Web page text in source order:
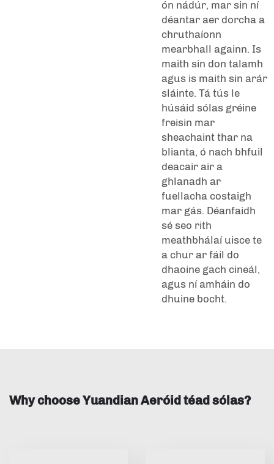
ón nádúr, mar sin ní
déantar aer dorcha a
chruthaíonn
mearbhall againn. Is
maith sin don talamh
agus is maith sin arár
sláinte. Tá tús le
húsáid sólas gréine
freisin mar
sheachaint thar na
blianta, ó nach bhfuil
deacair air a
ghlanadh ar
fuellacha costaigh
mar gás. Déanfaidh
sé seo rith
meathbhálaí uisce te
a chur ar fáil do
dhaoine gach cineál,
agus ní amháin do
dhuine bocht.
Why choose Yuandian Aeróid téad sólas?